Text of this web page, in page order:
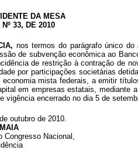
DA MESA
33, DE 2010
nos termos do parágrafo único
de subvenção econômica ao
de restrição à contração de
por participações societárias
mista federais, a emitir
em empresas estatais, mediante
encerrado no dia 5 de
outubro de 2010.
Congresso Nacional,